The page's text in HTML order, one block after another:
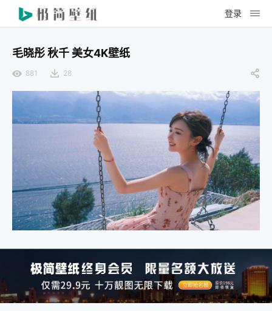
登录
毛晓彤 秋千 美女4K壁纸
881 28